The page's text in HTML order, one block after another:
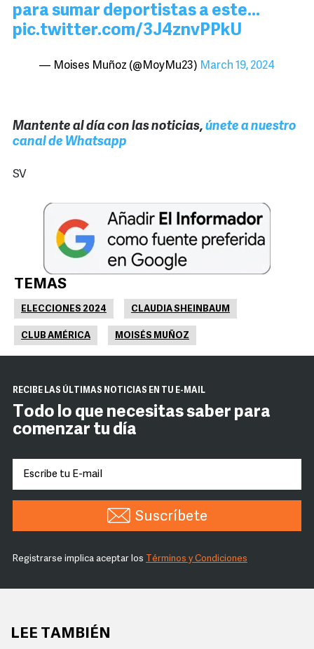
para sumar deportistas a este…
pic.twitter.com/3J4znvPPkU
— Moises Muñoz (@MoyMu23) March 19, 2024
Mantente al día con las noticias, únete a nuestro
canal de Whatsapp
SV
TEMAS
ELECCIONES 2024 CLAUDIA SHEINBAUM
CLUB AMÉRICA MOISÉS MUÑOZ
RECIBE LAS ÚLTIMAS NOTICIAS EN TU E-MAIL
Todo lo que necesitas saber para
comenzar tu día
Suscríbete
Registrarse implica aceptar los Términos y Condiciones
LEE TAMBIÉN